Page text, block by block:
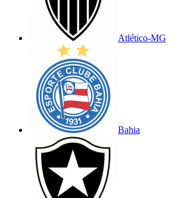
Atlético-MG
Bahia